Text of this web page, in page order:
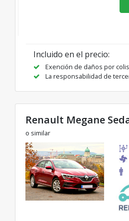
Incluido en el precio:
Exención de daños por
La responsabilidad de
Renault Megane
o similar